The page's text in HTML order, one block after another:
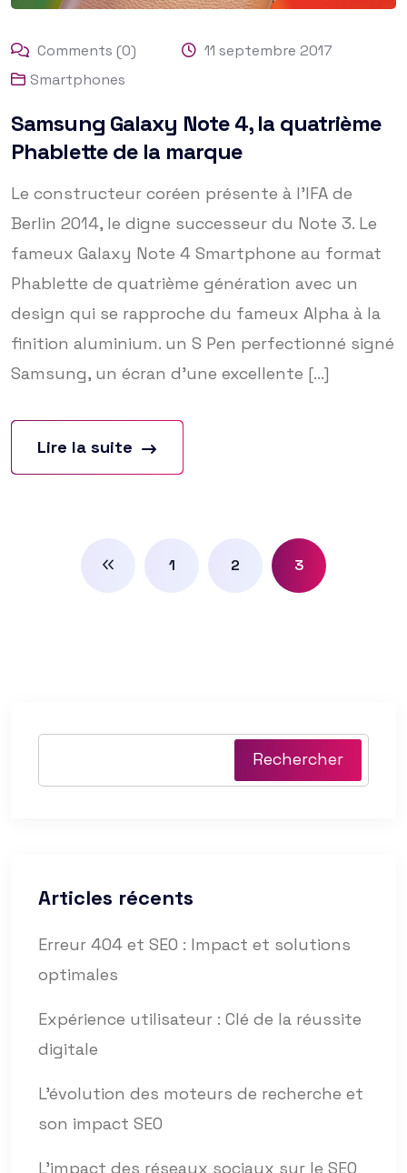
Comments (0)
11 septembre 2017
Smartphones
Samsung Galaxy Note 4, la quatrième
Phablette de la marque
Le constructeur coréen présente à l’IFA de
Berlin 2014, le digne successeur du Note 3. Le
fameux Galaxy Note 4 Smartphone au format
Phablette de quatrième génération avec un
design qui se rapproche du fameux Alpha à la
finition aluminium. un S Pen perfectionné signé
Samsung, un écran d’une excellente [...]
Lire la suite
1 2 3
Rechercher
Articles récents
Erreur 404 et SEO : Impact et solutions
optimales
Expérience utilisateur : Clé de la réussite
digitale
L’évolution des moteurs de recherche et
son impact SEO
L’impact des réseaux sociaux sur le SEO